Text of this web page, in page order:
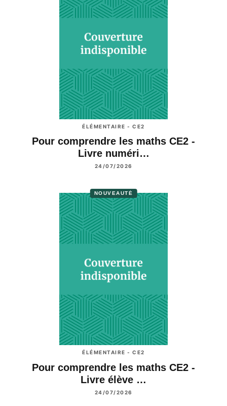
ÉLÉMENTAIRE - CE2
Pour comprendre les maths CE2 -
Livre numéri…
24/07/2026
NOUVEAUTÉ
ÉLÉMENTAIRE - CE2
Pour comprendre les maths CE2 -
Livre élève …
24/07/2026